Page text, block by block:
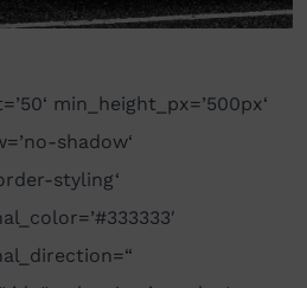
min_height_px=’500px‘
shadow‘
styling‘